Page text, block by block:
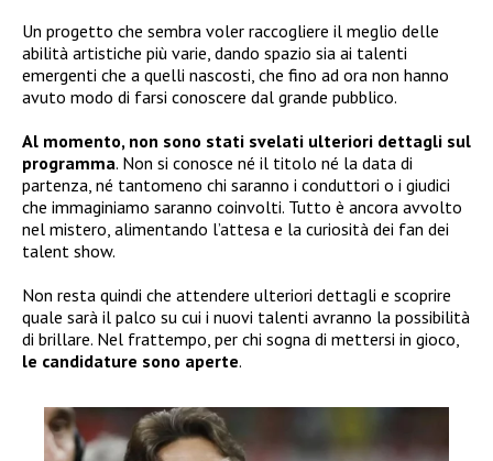
Un progetto che sembra voler raccogliere il meglio delle
abilità artistiche più varie, dando spazio sia ai talenti
emergenti che a quelli nascosti, che fino ad ora non hanno
avuto modo di farsi conoscere dal grande pubblico.
Al momento, non sono stati svelati ulteriori dettagli sul
programma. Non si conosce né il titolo né la data di
partenza, né tantomeno chi saranno i conduttori o i giudici
che immaginiamo saranno coinvolti. Tutto è ancora avvolto
nel mistero, alimentando l’attesa e la curiosità dei fan dei
talent show.
Non resta quindi che attendere ulteriori dettagli e scoprire
quale sarà il palco su cui i nuovi talenti avranno la possibilità
di brillare. Nel frattempo, per chi sogna di mettersi in gioco,
le candidature sono aperte.